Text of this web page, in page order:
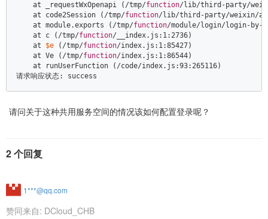
    at _requestWxOpenapi (/tmp/
function/lib/third-party/
    at code2Session (/tmp/
function/lib/third-party/weixin/
    at module.exports (/tmp/
function/module/login/login-
    at c (/tmp/
function/__index.js:1:2736)
    at
$e (/tmp/function/index.js:1:85427)
    at Ve (/tmp/
function/index.js:1:86544)
    at runUserFunction (/code/index.js:93:265116)
请求响应状态: success
请问关于这种共用服务空间的情况该如何配置登录呢？
2 个回复
1***@qq.com
赞同来自: DCloud_CHB